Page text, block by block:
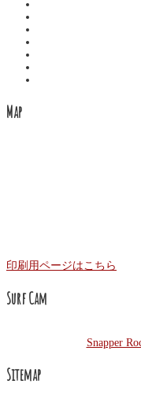
Map
印刷用ページはこちら
Surf Cam
Snapper
Sitemap